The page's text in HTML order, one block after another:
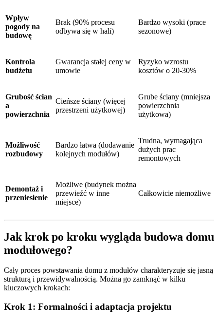
Wpływ
pogody na
budowę
Brak (90% procesu
odbywa się w hali)
Bardzo wysoki (prace
sezonowe)
Kontrola
budżetu
Gwarancja stałej ceny w
umowie
Ryzyko wzrostu
kosztów o 20-30%
Grubość ścian
a
powierzchnia
Cieńsze ściany (więcej
przestrzeni użytkowej)
Grube ściany (mniejsza
powierzchnia
użytkowa)
Możliwość
rozbudowy
Bardzo łatwa (dodawanie
kolejnych modułów)
Trudna, wymagająca
dużych prac
remontowych
Demontaż i
przeniesienie
Możliwe (budynek można
przewieźć w inne
miejsce)
Całkowicie niemożliwe
Jak krok po kroku wygląda budowa domu
modułowego?
Cały proces powstawania domu z modułów charakteryzuje się jasną
strukturą i przewidywalnością. Można go zamknąć w kilku
kluczowych krokach:
Krok 1: Formalności i adaptacja projektu